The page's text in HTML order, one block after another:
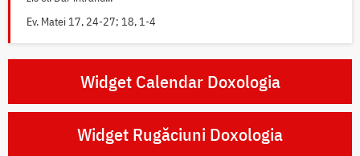
Ev. Matei 17, 24-27; 18, 1-4
Widget Calendar Doxologia
Widget Rugăciuni Doxologia